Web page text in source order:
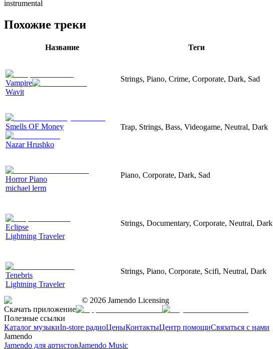
instrumental
Похожие треки
Название Теги
Vampire
Wavit
Strings, Piano, Crime, Corporate, Dark, Sad
Smells OF Money
Nazar Hrushko
Trap, Strings, Bass, Videogame, Neutral, Dark
Horror Piano
michael lerm
Piano, Corporate, Dark, Sad
Eclipse
Lightning Traveler
Strings, Documentary, Corporate, Neutral, Dark
Tenebris
Lightning Traveler
Strings, Piano, Corporate, Scifi, Neutral, Dark
© 2026 Jamendo Licensing
Скачать приложение
Полезные ссылки
Каталог музыкиIn-store радиоЦеныКонтактыЦентр помощиСвязаться с нами
Jamendo
Jamendo для артистовJamendo Music